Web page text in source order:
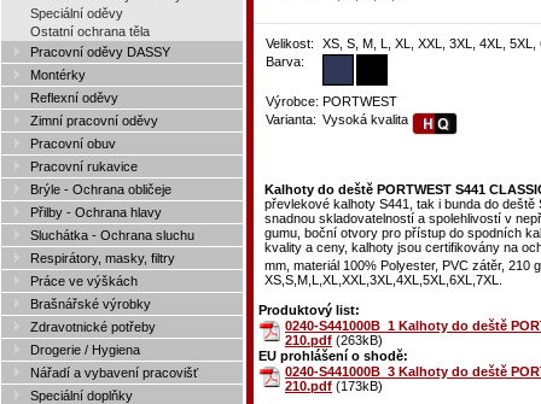
Speciální oděvy
Ostatní ochrana těla
Pracovní oděvy DASSY
Montérky
Reflexní oděvy
Zimní pracovní oděvy
Pracovní obuv
Pracovní rukavice
Brýle - Ochrana obličeje
Přilby - Ochrana hlavy
Sluchátka - Ochrana sluchu
Respirátory, masky, filtry
Práce ve výškách
Brašnářské výrobky
Zdravotnické potřeby
Drogerie / Hygiena
Nářadí a vybavení pracovišť
Speciální doplňky
Velikost:
XS, S, M, L, XL, XXL, 3XL, 4XL, 5XL,
Barva:
Výrobce: PORTWEST
Varianta: Vysoká kvalita
Kalhoty do deště PORTWEST S441
převlekové kalhoty S441, tak i bunda do
snadnou skladovatelností a spolehlivostí v
gumu, boční otvory pro přístup do spodních
kvality a ceny, kalhoty jsou certifikovány na
mm, materiál 100% Polyester, PVC zátěr, 210
XS,S,M,L,XL,XXL,3XL,4XL,5XL,6XL,7XL.
Produktový list:
0240-S441000B_1 Kalhoty do deště
210.pdf (263kB)
EU prohlášení o shodě:
0240-S441000B_3 Kalhoty do deště
210.pdf (173kB)